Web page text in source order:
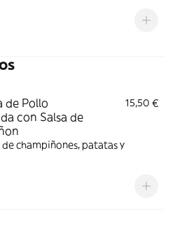
de Pollo
con Salsa de
15,50 €
de champiñones, patatas y